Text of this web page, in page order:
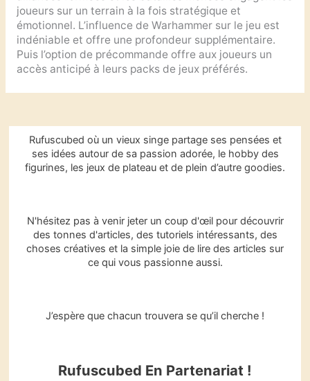
joueurs sur un terrain à la fois stratégique et
émotionnel. L’influence de Warhammer sur le jeu est
indéniable et offre une profondeur supplémentaire.
Puis l’option de précommande offre aux joueurs un
accès anticipé à leurs packs de jeux préférés.
Rufuscubed où un vieux singe partage ses pensées et
ses idées autour de sa passion adorée, le hobby des
figurines, les jeux de plateau et de plein d’autre goodies.
N'hésitez pas à venir jeter un coup d'œil pour découvrir
des tonnes d'articles, des tutoriels intéressants, des
choses créatives et la simple joie de lire des articles sur
ce qui vous passionne aussi.
J’espère que chacun trouvera se qu’il cherche !
Rufuscubed En Partenariat !